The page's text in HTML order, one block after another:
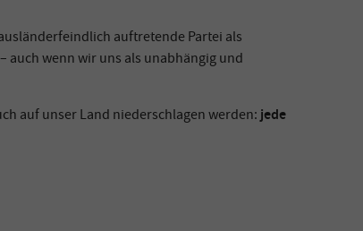
auftretende Partei als
wenn wir uns als unabhängig und
auf unser Land niederschlagen werden: jede